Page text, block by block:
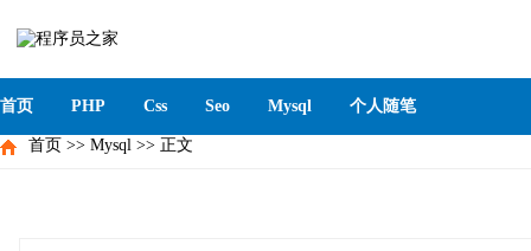
首页 PHP Css Seo Mysql 个人随笔
首页 >> Mysql >> 正文